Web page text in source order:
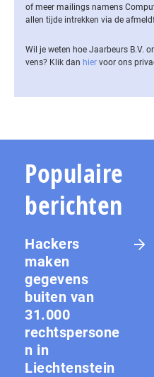
of meer mailings namens
allen tijde intrekken via de
Wil je weten hoe Jaarbeurs B.V.
vens? Klik dan hier voor ons
Populaire
berichten
Hackers
maken
gegevens
buiten van
31.000
rechtspersone
n in
Liechtenstein